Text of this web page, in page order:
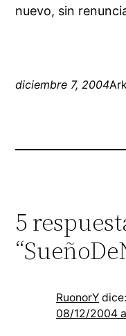
nuevo, sin
diciembre 7, 2004
5
RuonorY dice:
08/12/2004